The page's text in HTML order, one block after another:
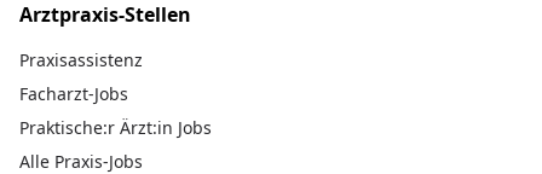
Arztpraxis-Stellen
Praxisassistenz
Facharzt-Jobs
Praktische:r Ärzt:in Jobs
Alle Praxis-Jobs